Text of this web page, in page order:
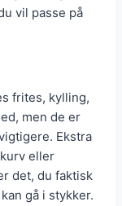
vil passe på
frites, kylling,
men de er
Ekstra
eller
det, du faktisk
gå i stykker.